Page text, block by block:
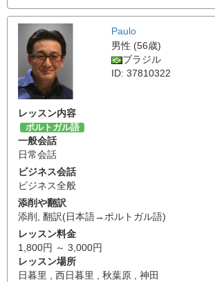
Paulo
男性 (56歳)
ブラジル
ID: 37810322
レッスン内容
ポルトガル語
一般会話
日常会話
ビジネス会話
ビジネス全般
添削や翻訳
添削 翻訳(日本語→ポルトガル語)
レッスン料金
1,800円 ～ 3,000円
レッスン場所
日暮里 , 西日暮里 , 秋葉原 , 神田